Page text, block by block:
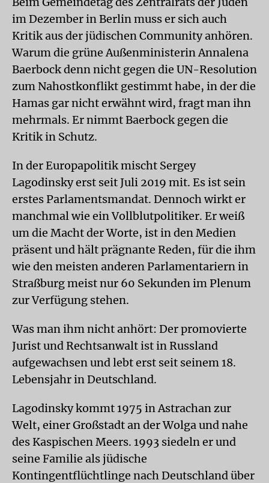
im Dezember in Berlin muss er sich auch
Kritik aus der jüdischen Community anhören.
Warum die grüne Außenministerin Annalena
Baerbock denn nicht gegen die UN-Resolution
zum Nahostkonflikt gestimmt habe, in der die
Hamas gar nicht erwähnt wird, fragt man ihn
mehrmals. Er nimmt Baerbock gegen die
Kritik in Schutz.
In der Europapolitik mischt Sergey
Lagodinsky erst seit Juli 2019 mit. Es ist sein
erstes Parlamentsmandat. Dennoch wirkt er
manchmal wie ein Vollblutpolitiker. Er weiß
um die Macht der Worte, ist in den Medien
präsent und hält prägnante Reden, für die ihm
wie den meisten anderen Parlamentariern in
Straßburg meist nur 60 Sekunden im Plenum
zur Verfügung stehen.
Was man ihm nicht anhört: Der promovierte
Jurist und Rechtsanwalt ist in Russland
aufgewachsen und lebt erst seit seinem 18.
Lebensjahr in Deutschland.
Lagodinsky kommt 1975 in Astrachan zur
Welt, einer Großstadt an der Wolga und nahe
des Kaspischen Meers. 1993 siedeln er und
seine Familie als jüdische
Kontingentflüchtlinge nach Deutschland über